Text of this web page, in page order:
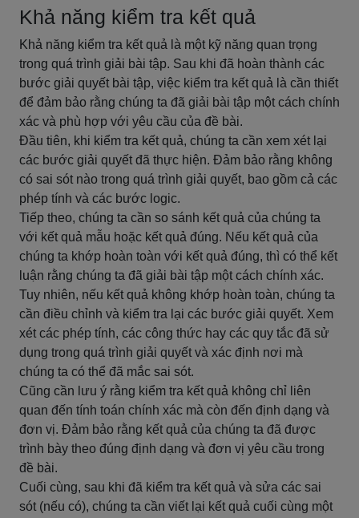
Khả năng kiểm tra kết quả
Khả năng kiểm tra kết quả là một kỹ năng quan trọng
trong quá trình giải bài tập. Sau khi đã hoàn thành các
bước giải quyết bài tập, việc kiểm tra kết quả là cần thiết
để đảm bảo rằng chúng ta đã giải bài tập một cách chính
xác và phù hợp với yêu cầu của đề bài.
Đầu tiên, khi kiểm tra kết quả, chúng ta cần xem xét lại
các bước giải quyết đã thực hiện. Đảm bảo rằng không
có sai sót nào trong quá trình giải quyết, bao gồm cả các
phép tính và các bước logic.
Tiếp theo, chúng ta cần so sánh kết quả của chúng ta
với kết quả mẫu hoặc kết quả đúng. Nếu kết quả của
chúng ta khớp hoàn toàn với kết quả đúng, thì có thể kết
luận rằng chúng ta đã giải bài tập một cách chính xác.
Tuy nhiên, nếu kết quả không khớp hoàn toàn, chúng ta
cần điều chỉnh và kiểm tra lại các bước giải quyết. Xem
xét các phép tính, các công thức hay các quy tắc đã sử
dụng trong quá trình giải quyết và xác định nơi mà
chúng ta có thể đã mắc sai sót.
Cũng cần lưu ý rằng kiểm tra kết quả không chỉ liên
quan đến tính toán chính xác mà còn đến định dạng và
đơn vị. Đảm bảo rằng kết quả của chúng ta đã được
trình bày theo đúng định dạng và đơn vị yêu cầu trong
đề bài.
Cuối cùng, sau khi đã kiểm tra kết quả và sửa các sai
sót (nếu có), chúng ta cần viết lại kết quả cuối cùng một